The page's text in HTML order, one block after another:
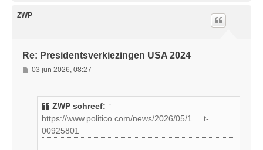
ZWP
Re: Presidentsverkiezingen USA 2024
B
e
03 jun 2026, 08:27
ZWP schreef: ↑
https://www.politico.com/news/2026/05/1 ... t-
00925801